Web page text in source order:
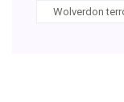
Wolverdon